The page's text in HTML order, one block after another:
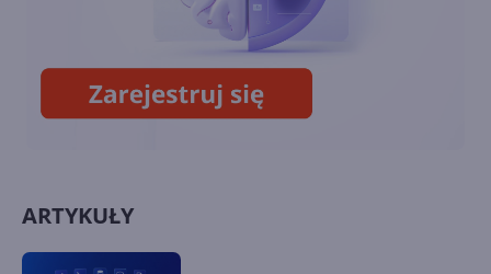
Tłumaczenie zaznaczonego
tekstu w Firefox 128
ARTYKUŁY